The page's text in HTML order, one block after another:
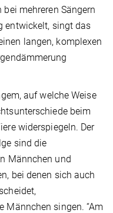
mehreren Sängern
entwickelt, singt das
langen, komplexen
auf welche Weise
beim
widerspiegeln. Der
sind die
Männchen und
bei denen sich auch
Männchen singen. “Am